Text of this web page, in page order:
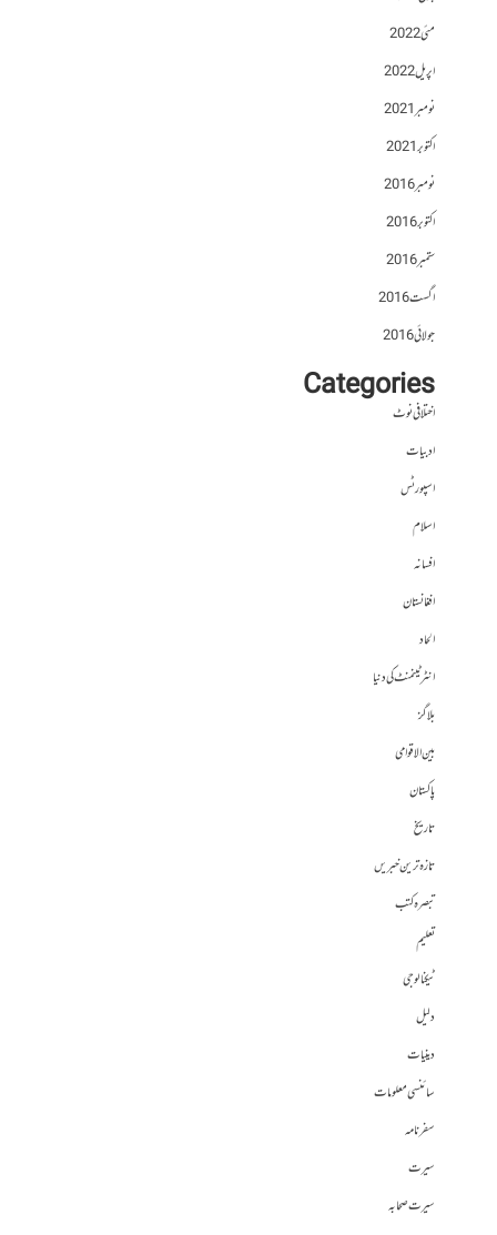
مئی 2022
اپریل 2022
نومبر 2021
اکتوبر 2021
نومبر 2016
اکتوبر 2016
ستمبر 2016
اگست 2016
جولائی 2016
Categories
اختلافی نوٹ
ادبیات
اسپورٹس
اسلام
افسانہ
افغانستان
الحاد
انٹرٹینمنٹ کی دنیا
بلاگز
بین الاقوامی
پاکستان
تاریخ
تازہ ترین خبریں
تبصرہ کتب
تعلیم
ٹیکنالوجی
دلیل
دینیات
سائنسی معلومات
سفرنامہ
سیرت
سیرت صحابہ